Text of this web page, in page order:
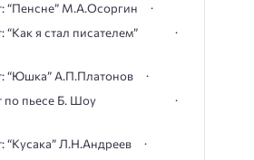
“Пенсне” М.А.Осоргин
“Как я стал писателем”
“Юшка” А.П.Платонов
по пьесе Б. Шоу
“Кусака” Л.Н.Андреев